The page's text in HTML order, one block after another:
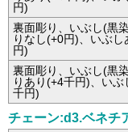
円)
裏面彫り、いぶし(黒
りなし(+0円)、いぶし
円)
裏面彫り、いぶし(黒
りあり(+4千円)、いぶ
千円)
チェーン:d3.ベネチ